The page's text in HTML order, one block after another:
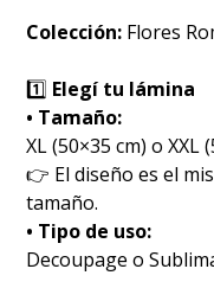
Colección: Flores
1️⃣ Elegí tu lámina
• Tamaño:
XL (50×35 cm) o XXL
👉 El diseño es el
tamaño.
• Tipo de uso:
Decoupage o